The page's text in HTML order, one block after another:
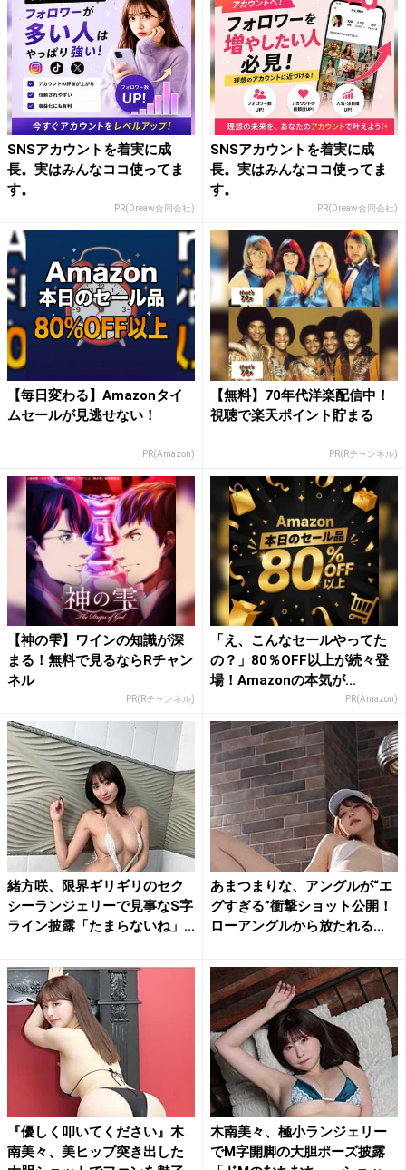
SNSアカウントを着実に成
長。実はみんなココ使ってま
す。
PR(Dreaw合同会社)
SNSアカウントを着実に成
長。実はみんなココ使ってま
す。
PR(Dreaw合同会社)
【毎日変わる】Amazonタイ
ムセールが見逃せない！
PR(Amazon)
【無料】70年代洋楽配信中！
視聴で楽天ポイント貯まる
PR(Rチャンネル)
【神の雫】ワインの知識が深
まる！無料で見るならRチャン
ネル
PR(Rチャンネル)
「え、こんなセールやってた
の？」80％OFF以上が続々登
場！Amazonの本気が...
PR(Amazon)
緒方咲、限界ギリギリのセク
シーランジェリーで見事なS字
ライン披露「たまらないね」...
あまつまりな、アングルが“エ
グすぎる”衝撃ショット公開！
ローアングルから放たれる...
『優しく叩いてください』木
南美々、美ヒップ突き出した
木南美々、極小ランジェリー
でM字開脚の大胆ポーズ披露